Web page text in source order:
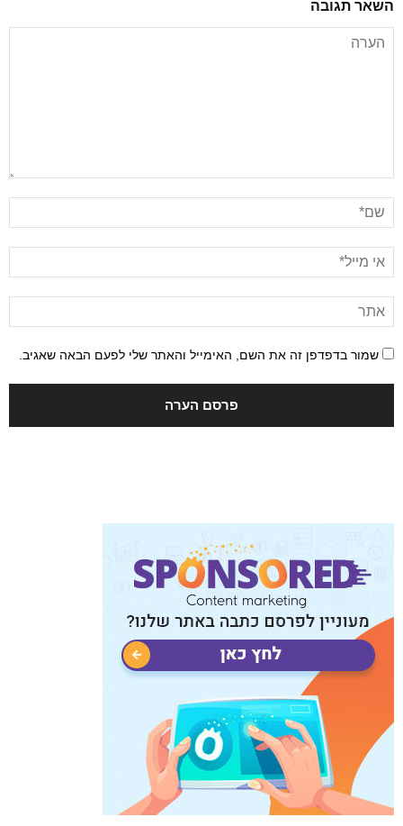
השאר תגובה
שמור בדפדפן זה את השם, האימייל והאתר שלי לפעם הבאה שאגיב.